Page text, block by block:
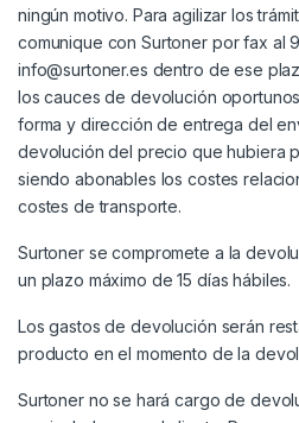
ningún motivo. Para agilizar los
comunique con Surtoner por fax al
info@surtoner.es dentro de ese
los cauces de devolución
forma y dirección de entrega del
devolución del precio que hubiera
siendo abonables los costes
costes de transporte.
Surtoner se compromete a la
un plazo máximo de 15 días hábiles.
Los gastos de devolución serán
producto en el momento de la
Surtoner no se hará cargo de